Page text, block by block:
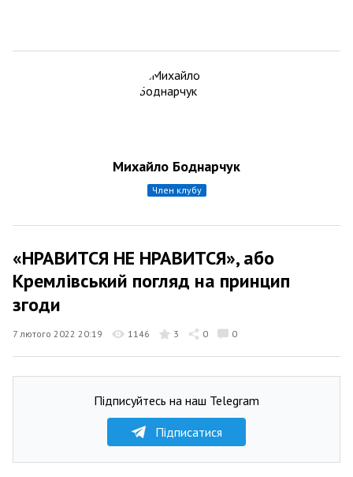
Михайло Боднарчук
член клубу
«НРАВИТСЯ НЕ НРАВИТСЯ», або
Кремлiвський погляд на принцип
згоди
7 лютого 2022 20:19 1146 3 0 0
Підписуйтесь на наш Telegram
Підписатися